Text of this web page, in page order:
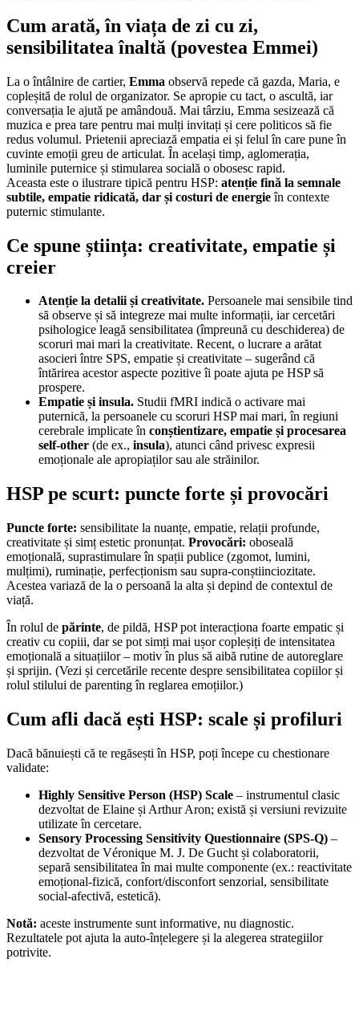
Cum arată, în viața de zi cu zi,
sensibilitatea înaltă (povestea Emmei)
La o întâlnire de cartier, Emma observă repede că gazda, Maria, e
copleșită de rolul de organizator. Se apropie cu tact, o ascultă, iar
conversația le ajută pe amândouă. Mai târziu, Emma sesizează că
muzica e prea tare pentru mai mulți invitați și cere politicos să fie
redus volumul. Prietenii apreciază empatia ei și felul în care pune în
cuvinte emoții greu de articulat. În același timp, aglomerația,
luminile puternice și stimularea socială o obosesc rapid.
Aceasta este o ilustrare tipică pentru HSP: atenție fină la semnale
subtile, empatie ridicată, dar și costuri de energieîn contexte
puternic stimulante.
Ce spune știința: creativitate, empatie și
creier
Atenție la detalii și creativitate. Persoanele mai sensibile tind
să observe și să integreze mai multe informații, iar cercetări
psihologice leagă sensibilitatea (împreună cu deschiderea) de
scoruri mai mari la creativitate. Recent, o lucrare a arătat
asocieri între SPS, empatie și creativitate – sugerând că
întărirea acestor aspecte pozitive îi poate ajuta pe HSP să
prospere.
Empatie și insula. Studii fMRI indică o activare mai
puternică, la persoanele cu scoruri HSP mai mari, în regiuni
cerebrale implicate în conștientizare, empatie și procesarea
self-other (de ex., insula), atunci când privesc expresii
emoționale ale apropiaților sau ale străinilor.
HSP pe scurt: puncte forte și provocări
Puncte forte: sensibilitate la nuanțe, empatie, relații profunde,
creativitate și simț estetic pronunțat. Provocări: oboseală
emoțională, suprastimulare în spații publice (zgomot, lumini,
mulțimi), ruminație, perfecționism sau supra-conștiinciozitate.
Acestea variază de la o persoană la alta și depind de contextul de
viață.
În rolul de părinte, de pildă, HSP pot interacționa foarte empatic și
creativ cu copiii, dar se pot simți mai ușor copleșiți de intensitatea
emoțională a situațiilor – motiv în plus să aibă rutine de autoreglare
și sprijin. (Vezi și cercetările recente despre sensibilitatea copiilor și
rolul stilului de parenting în reglarea emoțiilor.)
Cum afli dacă ești HSP: scale și profiluri
Dacă bănuiești că te regăsești în HSP, poți începe cu chestionare
validate:
Highly Sensitive Person (HSP) Scale – instrumentul clasic
dezvoltat de Elaine și Arthur Aron; există și versiuni revizuite
utilizate în cercetare.
Sensory Processing Sensitivity Questionnaire (SPS-Q) –
dezvoltat de Véronique M. J. De Gucht și colaboratorii,
separă sensibilitatea în mai multe componente (ex.: reactivitate
emoțional-fizică, confort/disconfort senzorial, sensibilitate
social-afectivă, estetică).
Notă: aceste instrumente sunt informative, nu diagnostic.
Rezultatele pot ajuta la auto-înțelegere și la alegerea strategiilor
potrivite.